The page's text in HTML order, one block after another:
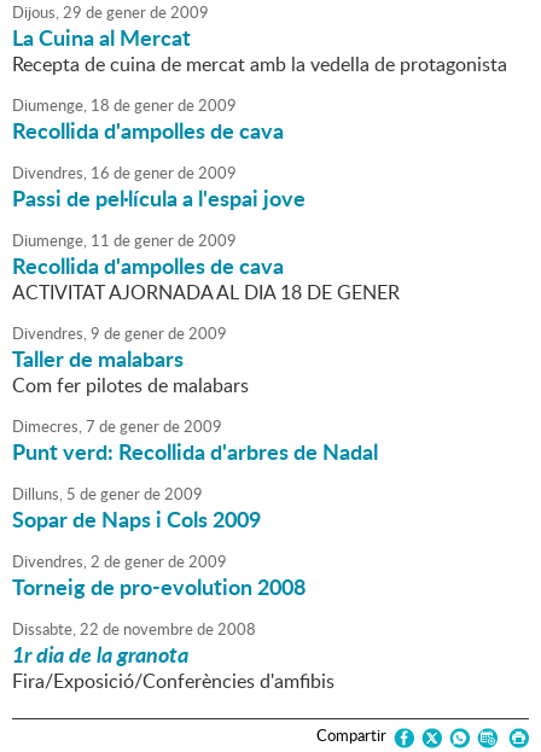
Dijous,29 degenerde2009
La Cuina al Mercat
Recepta de cuina de mercat amb la vedella de protagonista
Diumenge, 18 degenerde2009
Recollida d'ampolles de cava
Divendres, 16 degenerde2009
Passi de pel·lícula a l'espai jove
Diumenge, 11 degenerde2009
Recollida d'ampolles de cava
ACTIVITAT AJORNADA AL DIA 18 DE GENER
Divendres,9 degenerde2009
Taller de malabars
Com fer pilotes de malabars
Dimecres,7 degenerde2009
Punt verd: Recollida d'arbres de Nadal
Dilluns, 5 degenerde2009
Sopar de Naps i Cols 2009
Divendres,2 degenerde2009
Torneig de pro-evolution 2008
Dissabte,22 de novembrede2008
1r dia de la granota
Fira/Exposició/Conferències d'amfibis
Compartir